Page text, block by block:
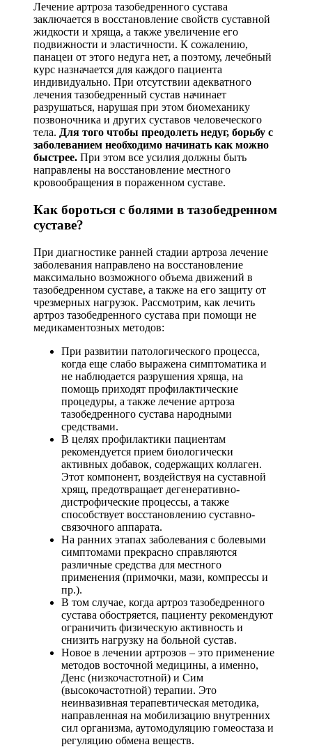
Лечение артроза тазобедренного сустава
заключается в восстановление свойств суставной
жидкости и хряща, а также увеличение его
подвижности и эластичности. К сожалению,
панацеи от этого недуга нет, а поэтому, лечебный
курс назначается для каждого пациента
индивидуально. При отсутствии адекватного
лечения тазобедренный сустав начинает
разрушаться, нарушая при этом биомеханику
позвоночника и других суставов человеческого
тела. Для того чтобы преодолеть недуг, борьбу с
заболеванием необходимо начинать как можно
быстрее. При этом все усилия должны быть
направлены на восстановление местного
кровообращения в пораженном суставе.
Как бороться с болями в тазобедренном
суставе?
При диагностике ранней стадии артроза лечение
заболевания направлено на восстановление
максимально возможного объема движений в
тазобедренном суставе, а также на его защиту от
чрезмерных нагрузок. Рассмотрим, как лечить
артроз тазобедренного сустава при помощи не
медикаментозных методов:
При развитии патологического процесса,
когда еще слабо выражена симптоматика и
не наблюдается разрушения хряща, на
помощь приходят профилактические
процедуры, а также лечение артроза
тазобедренного сустава народными
средствами.
В целях профилактики пациентам
рекомендуется прием биологически
активных добавок, содержащих коллаген.
Этот компонент, воздействуя на суставной
хрящ, предотвращает дегенеративно-
дистрофические процессы, а также
способствует восстановлению суставно-
связочного аппарата.
На ранних этапах заболевания с болевыми
симптомами прекрасно справляются
различные средства для местного
применения (примочки, мази, компрессы и
пр.).
В том случае, когда артроз тазобедренного
сустава обостряется, пациенту рекомендуют
ограничить физическую активность и
снизить нагрузку на больной сустав.
Новое в лечении артрозов – это применение
методов восточной медицины, а именно,
Денс (низкочастотной) и Сим
(высокочастотной) терапии. Это
неинвазивная терапевтическая методика,
направленная на мобилизацию внутренних
сил организма, аутомодуляцию гомеостаза и
регуляцию обмена веществ.